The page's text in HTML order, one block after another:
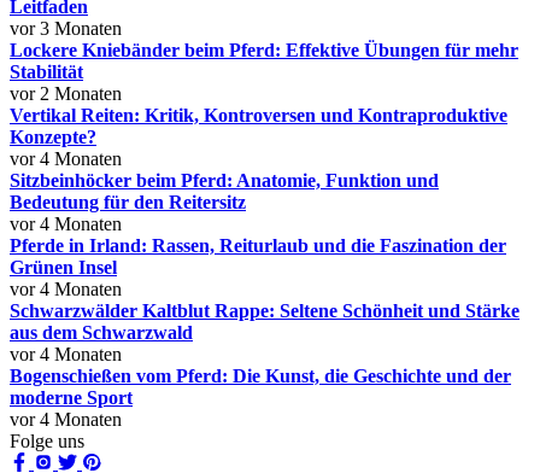
Leitfaden
vor 3 Monaten
Lockere Kniebänder beim Pferd: Effektive Übungen für mehr
Stabilität
vor 2 Monaten
Vertikal Reiten: Kritik, Kontroversen und Kontraproduktive
Konzepte?
vor 4 Monaten
Sitzbeinhöcker beim Pferd: Anatomie, Funktion und
Bedeutung für den Reitersitz
vor 4 Monaten
Pferde in Irland: Rassen, Reiturlaub und die Faszination der
Grünen Insel
vor 4 Monaten
Schwarzwälder Kaltblut Rappe: Seltene Schönheit und Stärke
aus dem Schwarzwald
vor 4 Monaten
Bogenschießen vom Pferd: Die Kunst, die Geschichte und der
moderne Sport
vor 4 Monaten
Folge uns